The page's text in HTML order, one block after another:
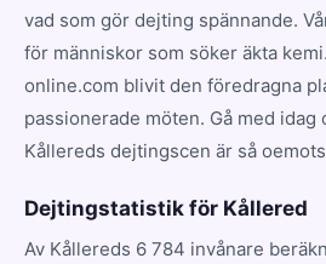
vad som gör dejting spännande.
för människor som söker äkta
online.com blivit den föredragna
passionerade möten. Gå med
Kållereds dejtingscen är så
Dejtingstatistik för Kållered
Av Kållereds 6 784 invånare